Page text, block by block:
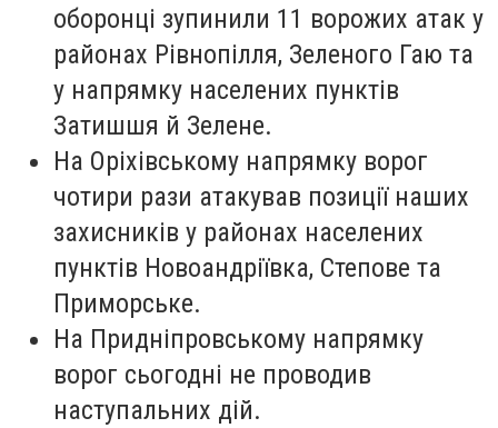
оборонці зупинили 11 ворожих атак у
районах Рівнопілля, Зеленого Гаю та
у напрямку населених пунктів
Затишшя й Зелене.
На Оріхівському напрямку ворог
чотири рази атакував позиції наших
захисників у районах населених
пунктів Новоандріївка, Степове та
Приморське.
На Придніпровському напрямку
ворог сьогодні не проводив
наступальних дій.